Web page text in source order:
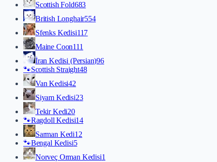
Scottish Fold683
British Longhair554
Sfenks Kedisi117
Maine Coon111
İran Kedisi (Persian)96
🐾Scottish Straight48
Van Kedisi42
Siyam Kedisi23
Tekir Kedi20
🐾Ragdoll Kedisi14
Sarman Kedi12
🐾Bengal Kedisi5
Norveç Orman Kedisi1